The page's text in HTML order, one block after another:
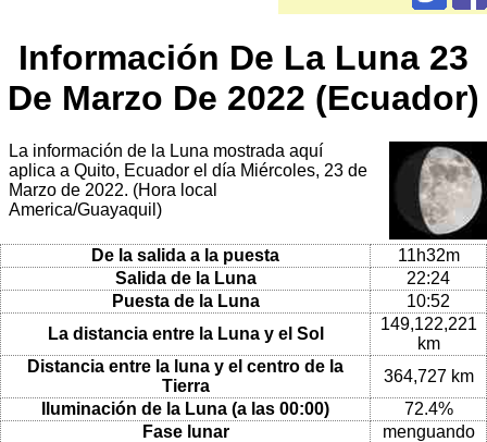
Información De La Luna 23
De Marzo De 2022 (Ecuador)
La información de la Luna mostrada aquí
aplica a Quito, Ecuador el día Miércoles, 23 de
Marzo de 2022. (Hora local
America/Guayaquil)
De la salida a la puesta
11h32m
Salida de la Luna
22:24
Puesta de la Luna
10:52
La distancia entre la Luna y el Sol
149,122,221
km
Distancia entre la luna y el centro de la
Tierra
364,727 km
Iluminación de la Luna (a las 00:00)
72.4%
Fase lunar
menguando